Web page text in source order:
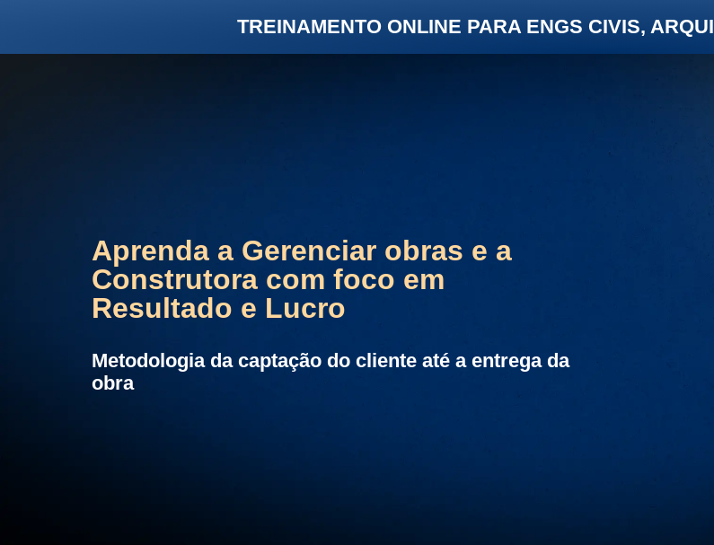
TREINAMENTO ONLINE PARA ENGS CIVIS,
Aprenda a Gerenciar obras e a
Construtora com foco em
Resultado e Lucro
Metodologia da captação do cliente até a entrega da
obra